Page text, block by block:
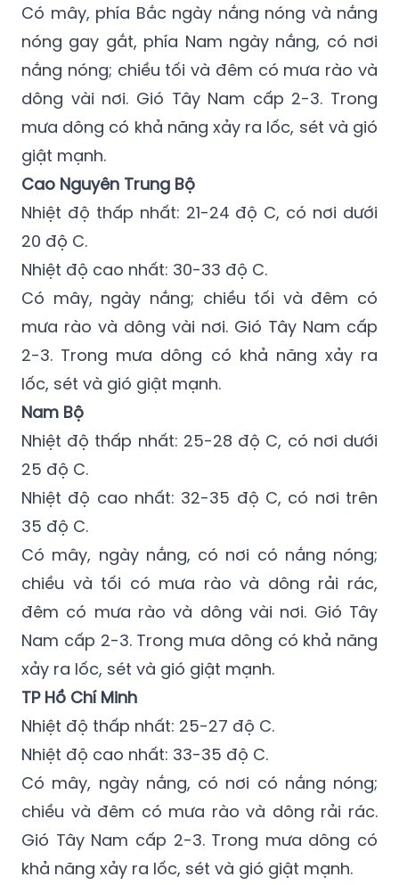
Có mây, phía Bắc ngày nắng nóng và nắng
nóng gay gắt, phía Nam ngày nắng, có nơi
nắng nóng; chiều tối và đêm có mưa rào và
dông vài nơi. Gió Tây Nam cấp 2-3. Trong
mưa dông có khả năng xảy ra lốc, sét và gió
giật mạnh.
Cao Nguyên Trung Bộ
Nhiệt độ thấp nhất: 21-24 độ C, có nơi dưới
20 độ C.
Nhiệt độ cao nhất: 30-33 độ C.
Có mây, ngày nắng; chiều tối và đêm có
mưa rào và dông vài nơi. Gió Tây Nam cấp
2-3. Trong mưa dông có khả năng xảy ra
lốc, sét và gió giật mạnh.
Nam Bộ
Nhiệt độ thấp nhất: 25-28 độ C, có nơi dưới
25 độ C.
Nhiệt độ cao nhất: 32-35 độ C, có nơi trên
35 độ C.
Có mây, ngày nắng, có nơi có nắng nóng;
chiều và tối có mưa rào và dông rải rác,
đêm có mưa rào và dông vài nơi. Gió Tây
Nam cấp 2-3. Trong mưa dông có khả năng
xảy ra lốc, sét và gió giật mạnh.
TP Hồ Chí Minh
Nhiệt độ thấp nhất: 25-27 độ C.
Nhiệt độ cao nhất: 33-35 độ C.
Có mây, ngày nắng, có nơi có nắng nóng;
chiều và đêm có mưa rào và dông rải rác.
Gió Tây Nam cấp 2-3. Trong mưa dông có
khả năng xảy ra lốc, sét và gió giật mạnh.